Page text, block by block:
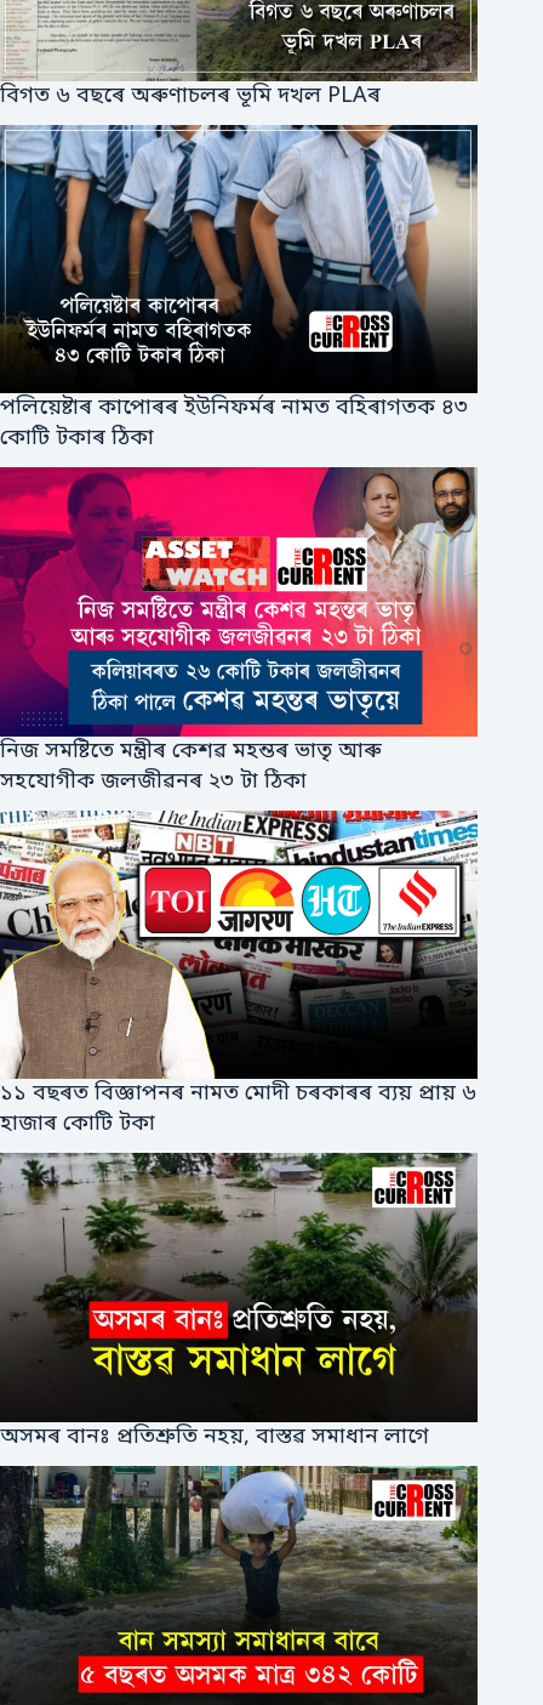
বিগত ৬ বছৰে অৰুণাচলৰ ভূমি দখল PLAৰ
পলিয়েষ্টাৰ কাপোৰৰ ইউনিফর্মৰ নামত বহিৰাগতক ৪৩
কোটি টকাৰ ঠিকা
নিজ সমষ্টিতে মন্ত্ৰীৰ কেশৱ মহন্তৰ ভাতৃ আৰু
সহযোগীক জলজীৱনৰ ২৩ টা ঠিকা
১১ বছৰত বিজ্ঞাপনৰ নামত মোদী চৰকাৰৰ ব্যয় প্ৰায় ৬
হাজাৰ কোটি টকা
অসমৰ বানঃ প্ৰতিশ্ৰুতি নহয়, বাস্তৱ সমাধান লাগে